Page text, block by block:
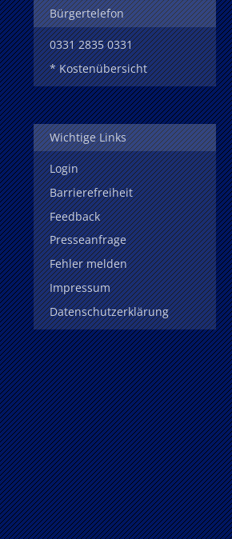
Bürgertelefon
0331 2835 0331
* Kostenübersicht
Wichtige Links
Login
Barrierefreiheit
Feedback
Presseanfrage
Fehler melden
Impressum
Datenschutzerklärung